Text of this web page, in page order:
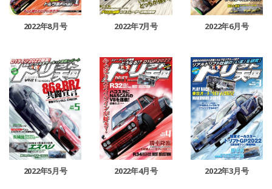
2022年8月号 2022年7月号 2022年6月号
2022年5月号 2022年4月号 2022年3月号